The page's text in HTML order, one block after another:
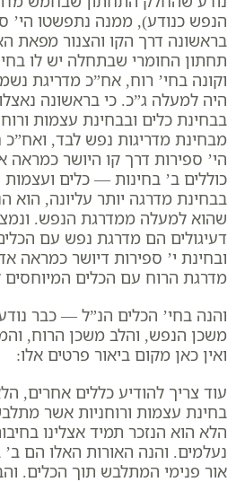
הנפש כנודע), ממנה נתפשטו הי’
בראשונה דרך הקו והצנור מפאת
תחתון החומרי שבתחלה יש לו
וקונה בחי’ רוח, אח”כ מדריגת
היה למעלה ג”כ. כי בראשונה נאצלו
בבחינת כלים ובבחינת עצמות
מבחינת מדריגות נפש לבד, ואח”כ
הי’ ספירות דרך קו היושר כמראה
כוללים ב’ בחינות — כלים
בבחינת מדרגה יותר עליונה, הוא
שהוא למעלה ממדרגת הנפש.
דעיגולים הם מדרגת נפש עם
ובחינת י’ ספירות דיושר כמראה
מדרגת הרוח עם הכלים
והנה בחי’ הכלים הנ”ל — כבר
משכן הנפש, והלב משכן הרוח,
ואין כאן מקום ביאור פרטים אלו:
עוד צריך להודיע כללים אחרים,
בחינת עצמות ורוחניות אשר
הלא הוא הנזכר תמיד אצלינו
נעלמים. והנה האורות האלו הם
אור פנימי המתלבש תוך הכלים.